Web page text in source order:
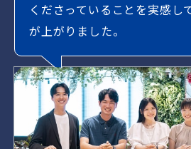
くださっていることを実感し
が上がりました。